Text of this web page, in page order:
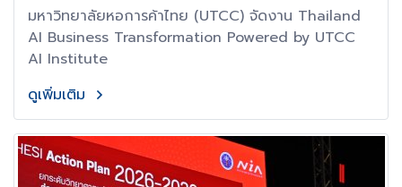
มหาวิทยาลัยหอการค้าไทย (UTCC) จัดงาน Thailand
AI Business Transformation Powered by UTCC
AI Institute
ดูเพิ่มเติม